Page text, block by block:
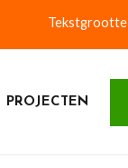
Tekstgrootte
PROJECTEN